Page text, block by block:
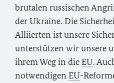
brutalen russischen
der Ukraine. Die
Alliierten ist unsere
unterstützen wir unsere
ihrem Weg in die EU.
notwendigen EU-